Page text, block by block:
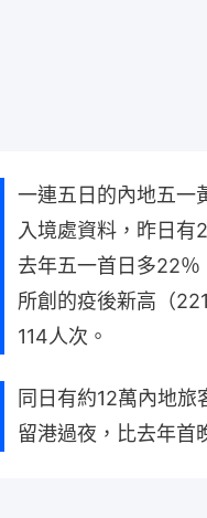
一連五日的內地五一
入境處資料，昨日有
去年五一首日多22％
所創的疫後新高（
114人次。
同日有約12萬內地
留港過夜，比去年首